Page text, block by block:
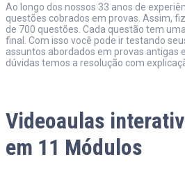
Ao longo dos nossos 33 anos de
questões cobrados em provas. Assim,
de 700 questões. Cada questão tem
final. Com isso você pode ir testando
assuntos abordados em provas antigas
dúvidas temos a resolução com
Videoaulas
em 11 Módulos